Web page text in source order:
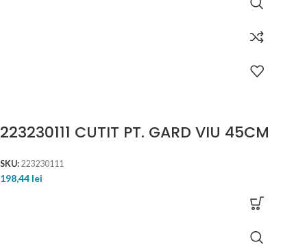
223230111 CUTIT PT. GARD VIU 45CM
SKU: 223230111
198,44 lei